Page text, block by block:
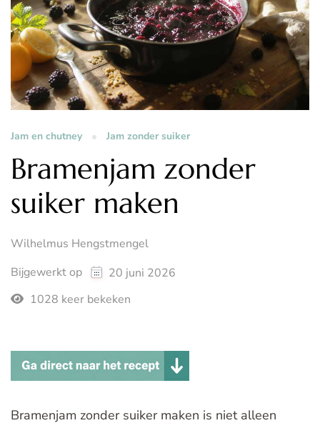
Jam en chutney Jam zonder suiker
Bramenjam zonder
suiker maken
Wilhelmus Hengstmengel
Bijgewerkt op
20 juni 2026
1028 keer bekeken
Bramenjam zonder suiker maken is niet alleen